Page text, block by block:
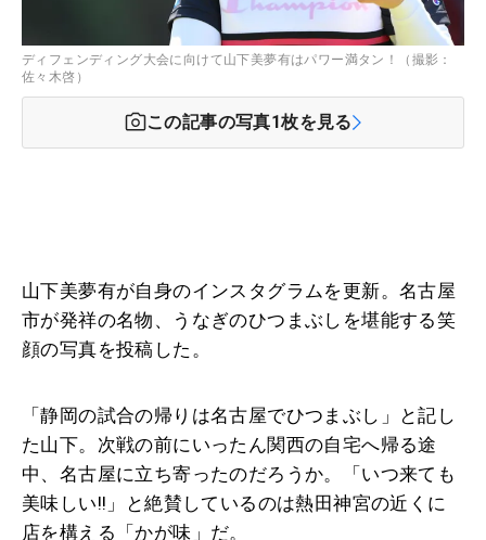
ディフェンディング大会に向けて山下美夢有はパワー満タン！（撮影：
佐々木啓）
この記事の写真1枚を見る
山下美夢有が自身のインスタグラムを更新。名古屋
市が発祥の名物、うなぎのひつまぶしを堪能する笑
顔の写真を投稿した。
「静岡の試合の帰りは名古屋でひつまぶし」と記し
た山下。次戦の前にいったん関西の自宅へ帰る途
中、名古屋に立ち寄ったのだろうか。「いつ来ても
美味しい!!」と絶賛しているのは熱田神宮の近くに
店を構える「かが味」だ。